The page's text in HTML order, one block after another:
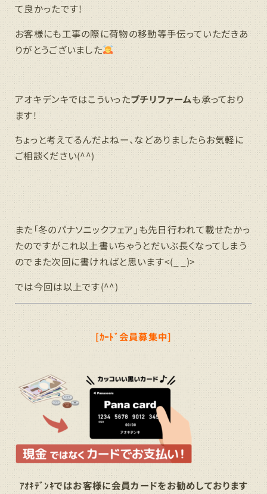
て良かったです!
お客様にも工事の際に荷物の移動等手伝っていただきあ
りがとうございました
アオキデンキではこういったプチリファームも承っており
ます!
ちょっと考えてるんだよねー、などありましたらお気軽に
ご相談ください(^^)
また「冬のパナソニックフェア」も先日行われて載せたかっ
たのですがこれ以上書いちゃうとだいぶ長くなってしまう
のでまた次回に書ければと思います<(_ _)>
では今回は以上です(^^)
[ｶｰﾄﾞ会員募集中]
ｱｵｷﾃﾞﾝｷではお客様に会員カードをお勧めしております